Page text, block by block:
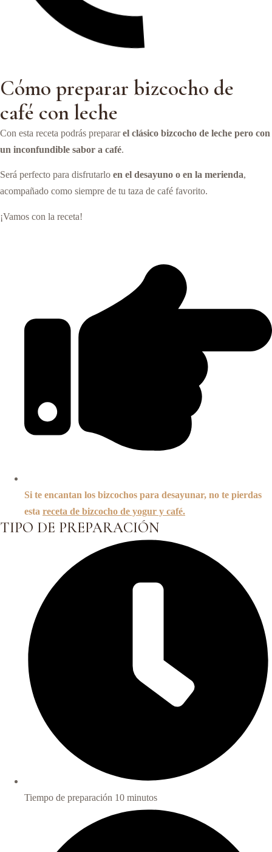
Cómo preparar bizcocho de
café con leche
Con esta receta podrás prepararel clásico bizcocho de leche pero con
un inconfundible sabor a café.
Será perfecto para disfrutarlo en el desayuno o en la merienda,
acompañado como siempre de tu taza de café favorito.
¡Vamos con la receta!
Si te encantan los bizcochos para desayunar, no te pierdas
esta receta de bizcocho de yogur y café.
TIPO DE PREPARACIÓN
Tiempo de preparación 10 minutos